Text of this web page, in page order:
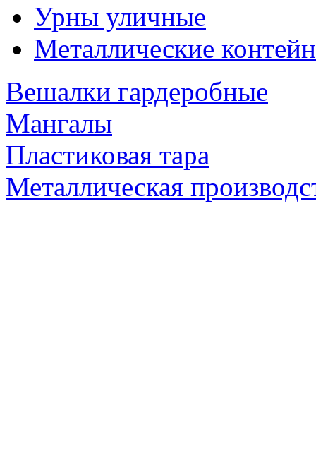
Урны уличные
Металлические
Вешалки гардеробные
Мангалы
Пластиковая тара
Металлическая